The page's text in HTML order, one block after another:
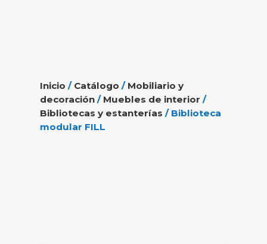
Inicio / Catálogo / Mobiliario y
decoración / Muebles de interior /
Bibliotecas y estanterías / Biblioteca
modular FILL